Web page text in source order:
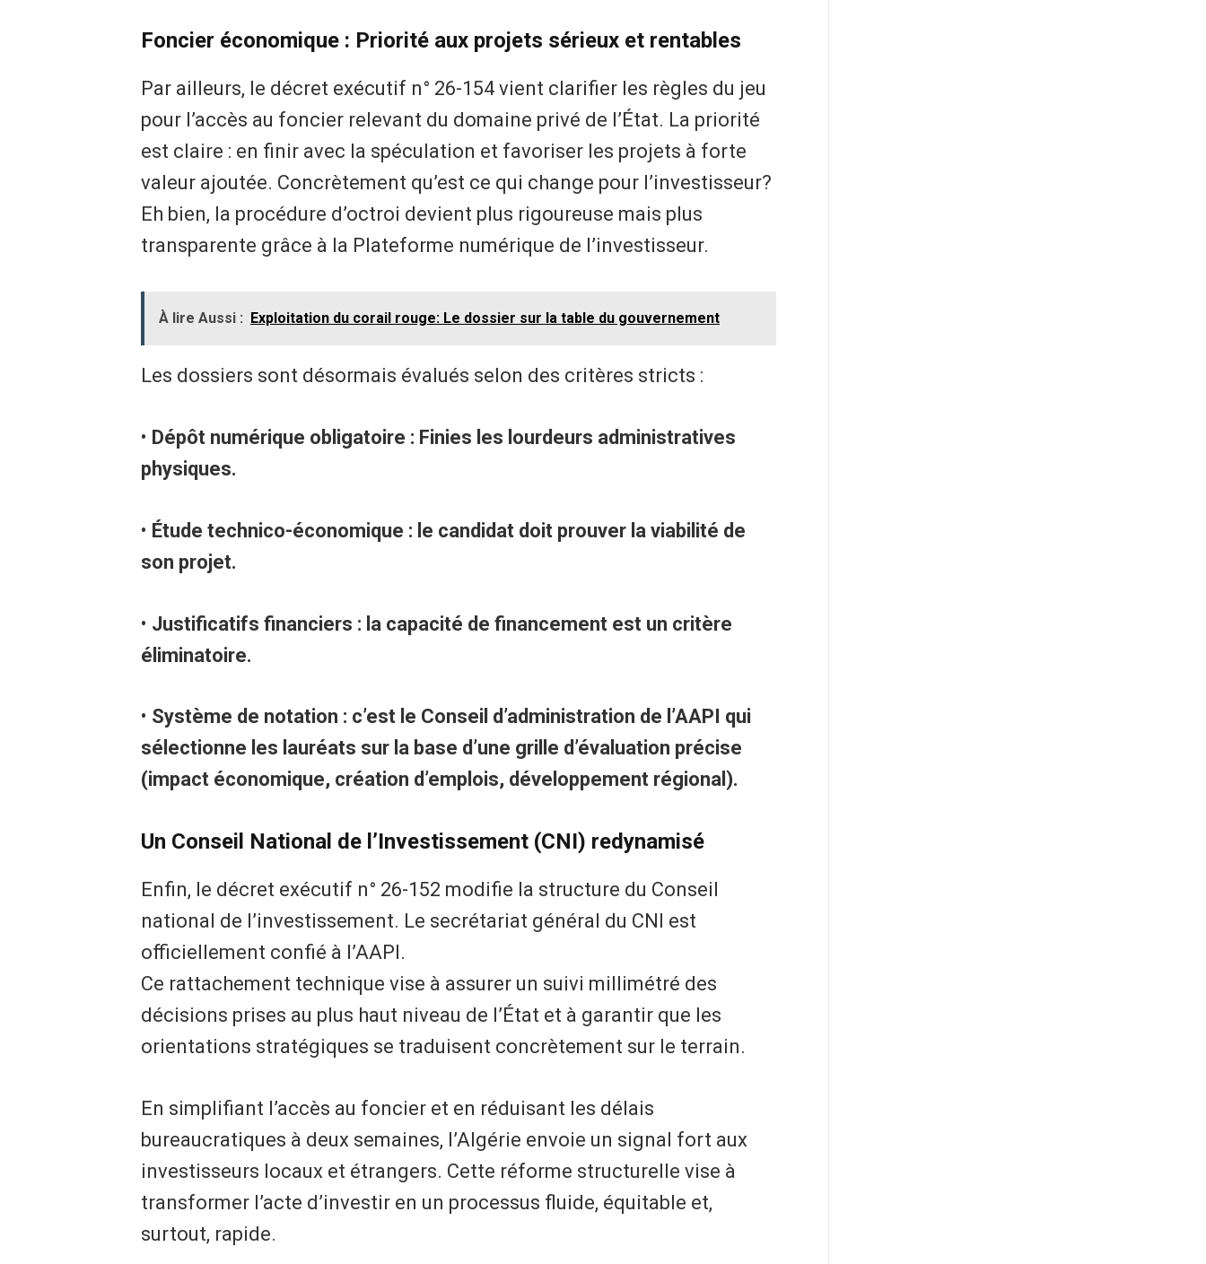
Foncier économique : Priorité aux projets sérieux et rentables
Par ailleurs, le décret exécutif n° 26-154 vient clarifier les règles du jeu
pour l’accès au foncier relevant du domaine privé de l’État. La priorité
est claire : en finir avec la spéculation et favoriser les projets à forte
valeur ajoutée. Concrètement qu’est ce qui change pour l’investisseur?
Eh bien, la procédure d’octroi devient plus rigoureuse mais plus
transparente grâce à la Plateforme numérique de l’investisseur.
À lire Aussi : Exploitation du corail rouge: Le dossier sur la table du gouvernement
Les dossiers sont désormais évalués selon des critères stricts :
• Dépôt numérique obligatoire : Finies les lourdeurs administratives
physiques.
• Étude technico-économique : le candidat doit prouver la viabilité de
son projet.
• Justificatifs financiers : la capacité de financement est un critère
éliminatoire.
• Système de notation : c’est le Conseil d’administration de l’AAPI qui
sélectionne les lauréats sur la base d’une grille d’évaluation précise
(impact économique, création d’emplois, développement régional).
Un Conseil National de l’Investissement (CNI) redynamisé
Enfin, le décret exécutif n° 26-152 modifie la structure du Conseil
national de l’investissement. Le secrétariat général du CNI est
officiellement confié à l’AAPI.
Ce rattachement technique vise à assurer un suivi millimétré des
décisions prises au plus haut niveau de l’État et à garantir que les
orientations stratégiques se traduisent concrètement sur le terrain.
En simplifiant l’accès au foncier et en réduisant les délais
bureaucratiques à deux semaines, l’Algérie envoie un signal fort aux
investisseurs locaux et étrangers. Cette réforme structurelle vise à
transformer l’acte d’investir en un processus fluide, équitable et,
surtout, rapide.